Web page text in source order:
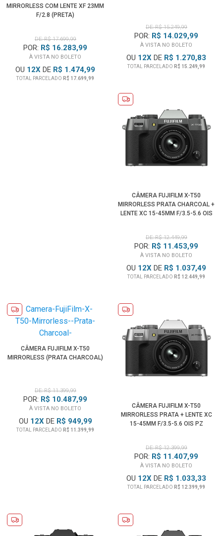
MIRRORLESS COM LENTE XF 23MM
F/2.8 (PRETA)
DE: R$ 17.699,99
POR: R$ 16.283,99
À VISTA NO BOLETO
OU 12X DE R$ 1.474,99
TOTAL PARCELADO R$ 17.699,99
DE: R$ 15.249,99
POR: R$ 14.029,99
À VISTA NO BOLETO
OU 12X DE R$ 1.270,83
TOTAL PARCELADO R$ 15.249,99
CÂMERA FUJIFILM X-T50
MIRRORLESS PRATA CHARCOAL +
LENTE XC 15-45MM F/3.5-5.6 OIS
DE: R$ 12.449,99
POR: R$ 11.453,99
À VISTA NO BOLETO
OU 12X DE R$ 1.037,49
TOTAL PARCELADO R$ 12.449,99
CÂMERA FUJIFILM X-T50
MIRRORLESS (PRATA CHARCOAL)
DE: R$ 11.399,99
POR: R$ 10.487,99
À VISTA NO BOLETO
OU 12XDE R$ 949,99
TOTAL PARCELADO R$ 11.399,99
CÂMERA FUJIFILM X-T50
MIRRORLESS PRATA + LENTE XC
15-45MM F/3.5-5.6 OIS PZ
DE: R$ 12.399,99
POR: R$ 11.407,99
À VISTA NO BOLETO
OU 12X DE R$ 1.033,33
TOTAL PARCELADO R$ 12.399,99